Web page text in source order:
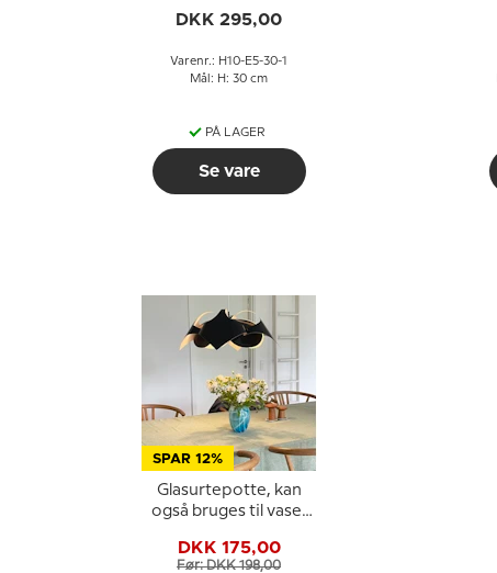
DKK 295,00
Varenr.: H10-E5-30-1
Mål: H: 30 cm
PÅ LAGER
Se vare
SPAR 12%
Glasurtepotte, kan
også bruges til vase,
glaskunst,
DKK 175,00
Før: DKK 198,00